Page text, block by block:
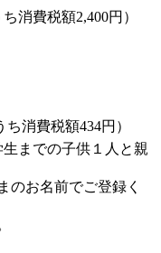
消費税額2,400円）
ち消費税額434円）
生までの子供１人と親
のお名前でご登録く